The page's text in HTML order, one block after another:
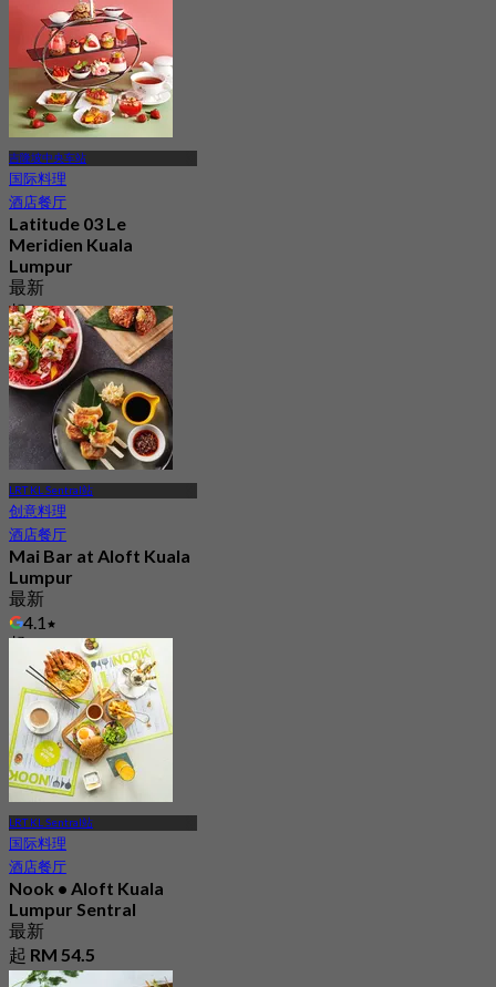
吉隆坡中央车站
国际料理
酒店餐厅
Latitude 03 Le
Meridien Kuala
Lumpur
最新
起RM 94
LRT KL Sentral站
创意料理
酒店餐厅
Mai Bar at Aloft Kuala
Lumpur
最新
4.1
起RM 56
LRT KL Sentral站
国际料理
酒店餐厅
Nook • Aloft Kuala
Lumpur Sentral
最新
起 RM 54.5